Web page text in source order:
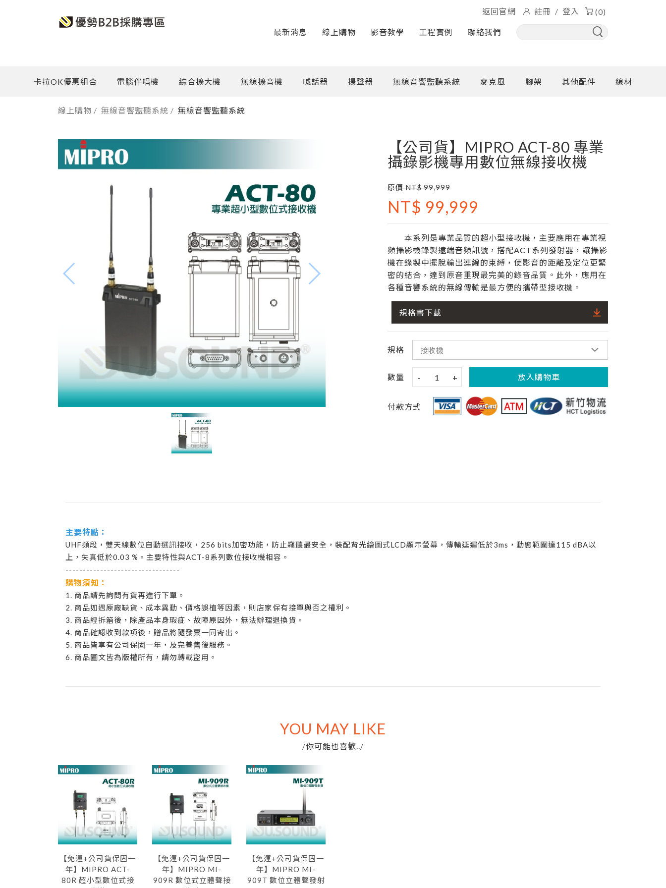
最新消息 線上購物 影音教學 工程實例 聯絡我們
返回官網 註冊 / 登入 (0)
卡拉OK優惠組合 電腦伴唱機 綜合擴大機 無線擴音機 喊話器 揚聲器 無線音響監聽系統 麥克風 腳架 其他配件 線材
線上購物 / 無線音響監聽系統 / 無線音響監聽系統
【公司貨】MIPRO ACT-80 專業
攝錄影機專用數位無線接收機
原價 NT$ 99,999
NT$ 99,999
本系列是專業品質的超小型接收機，主要應用在專業視
頻攝影機錄製遠端音頻訊號，搭配ACT系列發射器，讓攝影
機在錄製中擺脫輸出連線的束縛，使影音的距離及定位更緊
密的結合，達到原音重現最完美的錄音品質。此外，應用在
各種音響系統的無線傳輸是最方便的攜帶型接收機。
規格書下載
規格
數量 - 1 + 放入購物車
付款方式
主要特點：
UHF頻段，雙天線數位自動選訊接收，256 bits加密功能，防止竊聽最安全，裝配背光繪圖式LCD顯示螢幕，傳輸延遲低於3ms，動態範圍達115 dBA以
上，失真低於0.03 %。主要特性與ACT-8系列數位接收機相容。
---------------------------------
購物須知：
1. 商品請先詢問有貨再進行下單。
2. 商品如遇原廠缺貨、成本異動、價格誤植等因素，則店家保有接單與否之權利。
3. 商品經拆箱後，除產品本身瑕疵、故障原因外，無法辦理退換貨。
4. 商品確認收到款項後，贈品將隨發票一同寄出。
5. 商品皆享有公司保固一年，及完善售後服務。
6. 商品圖文皆為版權所有，請勿轉載盜用。
YOU MAY LIKE
/你可能也喜歡.. /
【免運+公司貨保固一
年】MIPRO ACT-
80R 超小型數位式接
【免運+公司貨保固一
年】MIPRO MI-
909R 數位式立體聲接
【免運+公司貨保固一
年】MIPRO MI-
909T 數位立體聲發射